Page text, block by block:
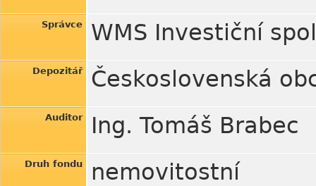
Správce WMS Investiční
Depozitář Československá
Auditor Ing. Tomáš Brabec
Druh fondu nemovitostní